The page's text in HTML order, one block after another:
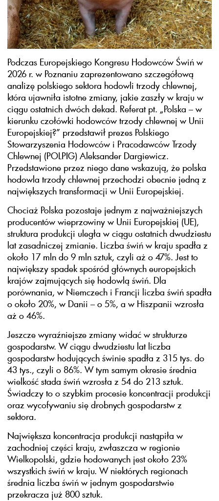
Podczas Europejskiego Kongresu Hodowców Świń w
2026 r. w Poznaniu zaprezentowano szczegółową
analizę polskiego sektora hodowli trzody chlewnej,
która ujawniła istotne zmiany, jakie zaszły w kraju w
ciągu ostatnich dwóch dekad. Referat pt. „Polska – w
kierunku czołówki hodowców trzody chlewnej w Unii
Europejskiej?” przedstawił prezes Polskiego
Stowarzyszenia Hodowców i Pracodawców Trzody
Chlewnej (POLPIG) Aleksander Dargiewicz.
Przedstawione przez niego dane wskazują, że polska
hodowla trzody chlewnej przechodzi obecnie jedną z
największych transformacji w Unii Europejskiej.
Chociaż Polska pozostaje jednym z najważniejszych
producentów wieprzowiny w Unii Europejskiej (UE),
struktura produkcji uległa w ciągu ostatnich dwudziestu
lat zasadniczej zmianie. Liczba świń w kraju spadła z
około 17 mln do 9 mln sztuk, czyli aż o 47%. Jest to
największy spadek spośród głównych europejskich
krajów zajmujących się hodowlą świń. Dla
porównania, w Niemczech i Francji liczba świń spadła
o około 20%, w Danii – o 5%, a w Hiszpanii wzrosła
aż o 46%.
Jeszcze wyraźniejsze zmiany widać w strukturze
gospodarstw. W ciągu dwudziestu lat liczba
gospodarstw hodujących świnie spadła z 315 tys. do
43 tys., czyli o 86%. W tym samym okresie średnia
wielkość stada świń wzrosła z 54 do 213 sztuk.
Świadczy to o szybkim procesie koncentracji produkcji
oraz wycofywaniu się drobnych gospodarstw z
sektora.
Największa koncentracja produkcji nastąpiła w
zachodniej części kraju, zwłaszcza w regionie
Wielkopolski, gdzie hodowanych jest około 23%
wszystkich świń w kraju. W niektórych regionach
średnia liczba świń w jednym gospodarstwie
przekracza już 800 sztuk.